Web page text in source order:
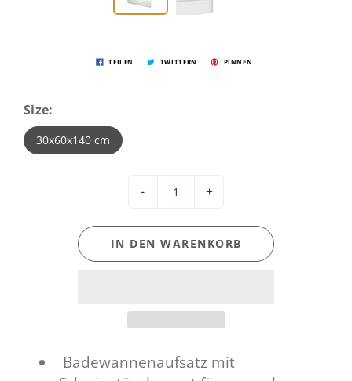
TEILEN TWITTERN PINNEN
Size:
30x60x140 cm
- +
IN DEN WARENKORB
Badewannenaufsatz mit